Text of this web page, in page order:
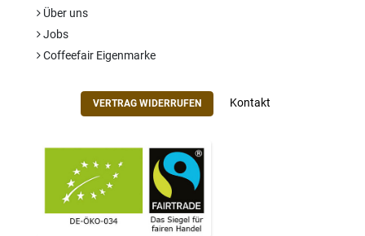
Über uns
Jobs
Coffeefair Eigenmarke
VERTRAG WIDERRUFEN Kontakt